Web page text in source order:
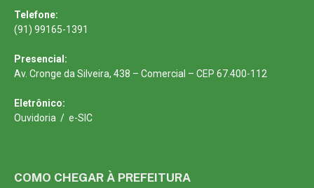
Telefone:
(91) 99165-1391
Presencial:
Av. Cronge da Silveira, 438 – Comercial – CEP 67.400-112
Eletrônico:
Ouvidoria / e-SIC
COMO CHEGAR À PREFEITURA